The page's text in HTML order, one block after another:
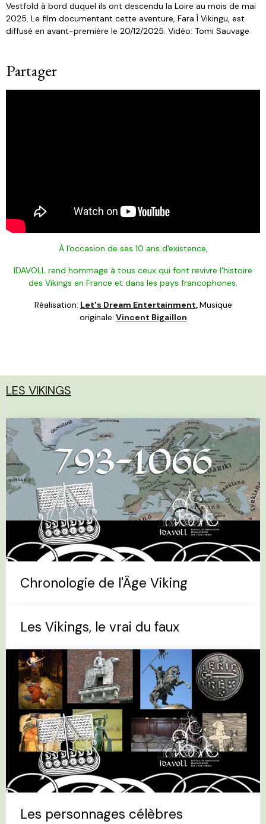
Vestfold à bord duquel ils ont descendu la Loire au mois de mai
2025. Le film documentant cette aventure, Fara Í Vikingu, est
diffusé en avant-première le 20/12/2025. Vidéo: Tomi Sauvage
Partager
À l'occasion de ses 10 ans d'existence,
IDAVOLL rend hommage à tous ceux qui font revivre l'histoire
des Vikings en France et dans les pays francophones.
Réalisation: Let's Dream Entertainment,Musique
originale: Vincent Bigaillon
LES VIKINGS
Chronologie de l'Âge Viking
Les Vikings, le vrai du faux
Les personnages célèbres